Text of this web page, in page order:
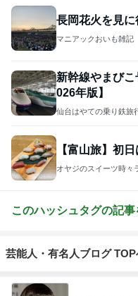
長岡花火を見
マニアックおいも雑記
新幹線やまび
026年版】
仙台はやての乗り鉄旅
【富山旅】初
オヤジのスイーツ時々
このハッシュタグの記事
芸能人・有名人ブログ TOP